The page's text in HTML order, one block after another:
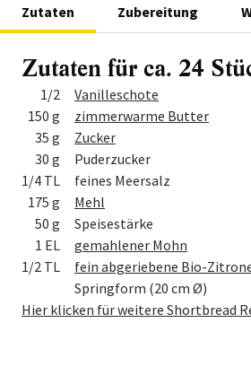
Zutaten Zubereitung
Zutaten für ca. 24
Menge Zutat
1/2
Vanilleschote
150 g
zimmerwarme Butter
35 g
Zucker
30 g
Puderzucker
1/4 TL
feines Meersalz
175 g
Mehl
50 g
Speisestärke
1 EL
gemahlener Mohn
1/2 TL
fein abgeriebene Bio-
Springform (20 cm Ø)
Hier klicken für weitere Shortbread